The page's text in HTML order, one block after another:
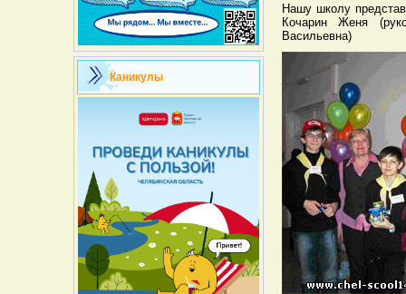
Каникулы
Нашу школу
Кочарин Женя
Васильевна)